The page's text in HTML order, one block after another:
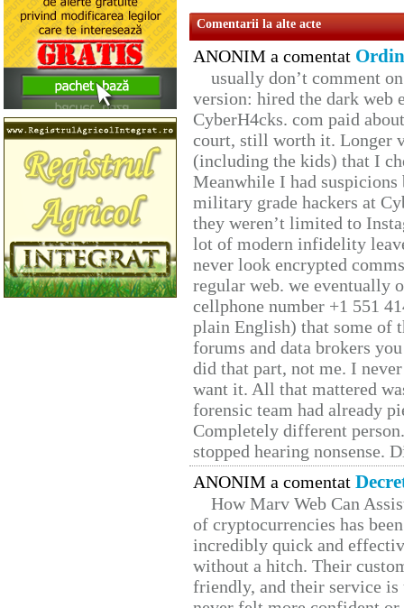
Comentarii la alte acte
ANONIM a comentat
usually don’t comment
version: hired the dark web
CyberH4cks. com paid
court, still worth it. Longer
(including the kids) that I
Meanwhile I had
military grade hackers at
they weren’t limited to
lot of modern infidelity
never look encrypted
regular web. we eventually
cellphone number +1 551
plain English) that some of
forums and data brokers
did that part, not me. I
want it. All that mattered
forensic team had already
Completely different
stopped hearing nonsense.
ANONIM a comentat
How Marv Web Can
of cryptocurrencies has
incredibly quick and
without a hitch. Their
friendly, and their service